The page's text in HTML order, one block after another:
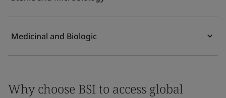
Medicinal and Biologic
Why choose BSI to access global